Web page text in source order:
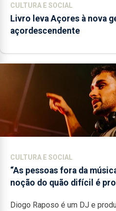
CULTURA E SOCIAL
Livro leva Açores à nova
açordescendente
CULTURA E SOCIAL
“As pessoas fora da
noção do quão difícil é
Diogo Raposo é um DJ e